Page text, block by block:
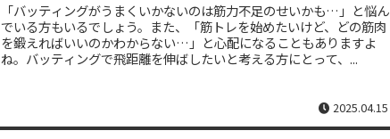
「バッティングがうまくいかないのは筋力不足のせいかも…」と悩ん
でいる方もいるでしょう。また、「筋トレを始めたいけど、どの筋肉
を鍛えればいいのかわからない…」と心配になることもありますよ
ね。バッティングで飛距離を伸ばしたいと考える方にとって、...
2025.04.15